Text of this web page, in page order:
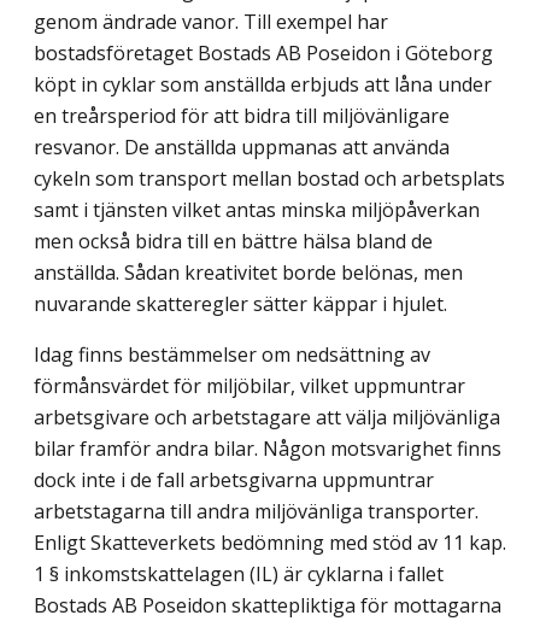
genom ändrade vanor. Till exempel har
bostadsföretaget Bostads AB Poseidon i Göteborg
köpt in cyklar som anställda erbjuds att låna under
en treårsperiod för att bidra till miljövänligare
resvanor. De anställda uppmanas att använda
cykeln som transport mellan bostad och arbetsplats
samt i tjänsten vilket antas minska miljöpåverkan
men också bidra till en bättre hälsa bland de
anställda. Sådan kreativitet borde belönas, men
nuvarande skatteregler sätter käppar i hjulet.
Idag finns bestämmelser om nedsättning av
förmånsvärdet för miljöbilar, vilket uppmuntrar
arbetsgivare och arbetstagare att välja miljövänliga
bilar framför andra bilar. Någon motsvarighet finns
dock inte i de fall arbetsgivarna uppmuntrar
arbetstagarna till andra miljövänliga transporter.
Enligt Skatteverkets bedömning med stöd av 11 kap.
1 § inkomstskattelagen (IL) är cyklarna i fallet
Bostads AB Poseidon skattepliktiga för mottagarna